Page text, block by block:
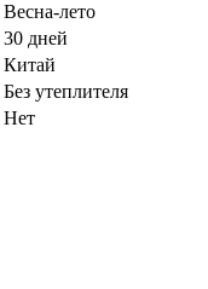
Весна-лето
30 дней
Китай
Без утеплителя
Нет